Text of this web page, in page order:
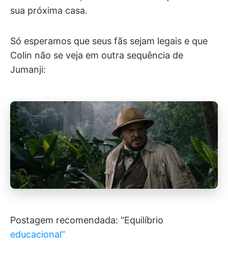
sua próxima casa.
Só esperamos que seus fãs sejam legais e que
Colin não se veja em outra sequência de
Jumanji:
Postagem recomendada: “Equilíbrio
educacional”